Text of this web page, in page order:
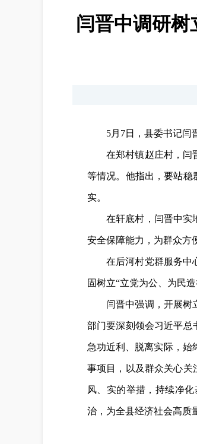
闫晋中调研
5月7日，县委书记闫
在郑村镇赵庄村，闫
等情况。他指出，要站稳
实。
在轩底村，闫晋中实
安全保障能力，为群众方
在后河村党群服务中
固树立“立党为公、为民
闫晋中强调，开展树
部门要深刻领会习近平总
急功近利、脱离实际，始
事项目，以及群众关心关
风、实的举措，持续净
治，为全县经济社会高质